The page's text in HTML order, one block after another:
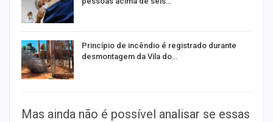
Princípio de incêndio é registrado durante
desmontagem da Vila do…
Mas ainda não é possível analisar se essas